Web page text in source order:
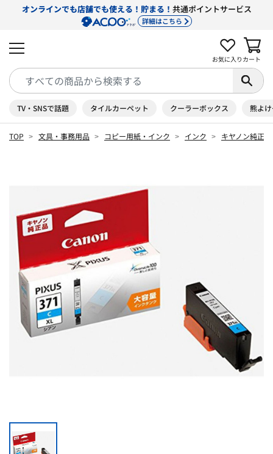
オンラインでも店舗でも使える！貯まる！ 共通ポイントサービス
詳細はこちら
お気に入り カート
TV・SNSで話題 タイルカーペット クーラーボックス 熊よ
TOP 文具・事務用品 コピー用紙・インク インク キヤノン純正